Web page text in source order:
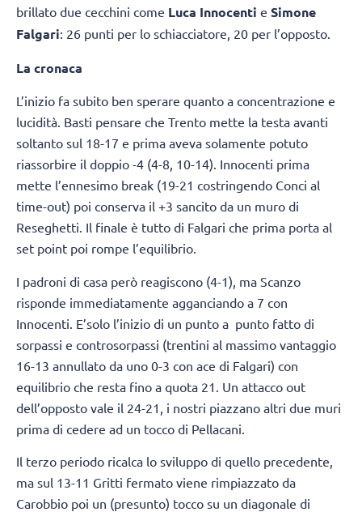
brillato due cecchini come Luca Innocenti e Simone
Falgari: 26 punti per lo schiacciatore, 20 per l’opposto.
La cronaca
L’inizio fa subito ben sperare quanto a concentrazione e
lucidità. Basti pensare che Trento mette la testa avanti
soltanto sul 18-17 e prima aveva solamente potuto
riassorbire il doppio -4 (4-8, 10-14). Innocenti prima
mette l’ennesimo break (19-21 costringendo Conci al
time-out) poi conserva il +3 sancito da un muro di
Reseghetti. Il finale è tutto di Falgari che prima porta al
set point poi rompe l’equilibrio.
I padroni di casa però reagiscono (4-1), ma Scanzo
risponde immediatamente agganciando a 7 con
Innocenti. E’solo l’inizio di un punto a punto fatto di
sorpassi e controsorpassi (trentini al massimo vantaggio
16-13 annullato da uno 0-3 con ace di Falgari) con
equilibrio che resta fino a quota 21. Un attacco out
dell’opposto vale il 24-21, i nostri piazzano altri due muri
prima di cedere ad un tocco di Pellacani.
Il terzo periodo ricalca lo sviluppo di quello precedente,
ma sul 13-11 Gritti fermato viene rimpiazzato da
Carobbio poi un (presunto) tocco su un diagonale di